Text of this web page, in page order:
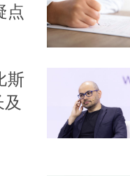
点
斯